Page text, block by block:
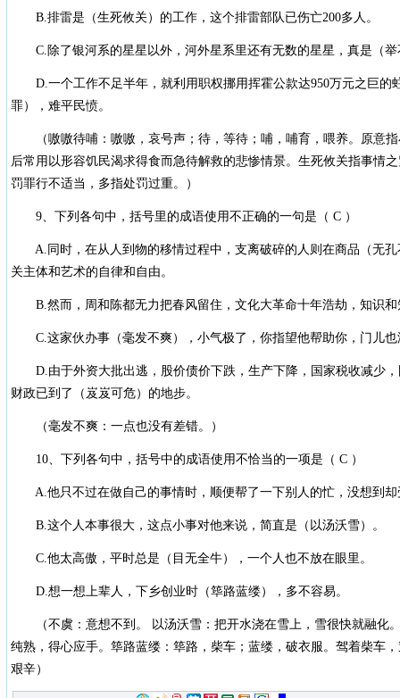
B.排雷是（生死攸关）的工作，这个排雷部队已伤亡200多人。
C.除了银河系的星星以外，河外星系里还有无数的星星，真是（举
D.一个工作不足半年，就利用职权挪用挥霍公款达950万元之巨的
罪），难平民愤。
（嗷嗷待哺：嗷嗷，哀号声；待，等待；哺，哺育，喂养。原意指
后常用以形容饥民渴求得食而急待解救的悲惨情景。生死攸关指事情
罚罪行不适当，多指处罚过重。）
9、下列各句中，括号里的成语使用不正确的一句是（ C ）
A.同时，在从人到物的移情过程中，支离破碎的人则在商品（无孔
关主体和艺术的自律和自由。
B.然而，周和陈都无力把春风留住，文化大革命十年浩劫，知识和
C.这家伙办事（毫发不爽），小气极了，你指望他帮助你，门儿也
D.由于外资大批出逃，股价债价下跌，生产下降，国家税收减少，
财政已到了（岌岌可危）的地步。
（毫发不爽：一点也没有差错。）
10、下列各句中，括号中的成语使用不恰当的一项是（ C ）
A.他只不过在做自己的事情时，顺便帮了一下别人的忙，没想到却
B.这个人本事很大，这点小事对他来说，简直是（以汤沃雪）。
C.他太高傲，平时总是（目无全牛），一个人也不放在眼里。
D.想一想上辈人，下乡创业时（筚路蓝缕），多不容易。
（不虞：意想不到。 以汤沃雪：把开水浇在雪上，雪很快就融化。
纯熟，得心应手。筚路蓝缕：筚路，柴车；蓝缕，破衣服。驾着柴车
艰辛）